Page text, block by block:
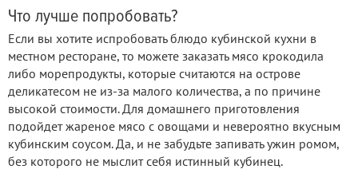
Что лучше попробовать?
Если вы хотите испробовать блюдо кубинской кухни в
местном ресторане, то можете заказать мясо крокодила
либо морепродукты, которые считаются на острове
деликатесом не из-за малого количества, а по причине
высокой стоимости. Для домашнего приготовления
подойдет жареное мясо с овощами и невероятно вкусным
кубинским соусом. Да, и не забудьте запивать ужин ромом,
без которого не мыслит себя истинный кубинец.